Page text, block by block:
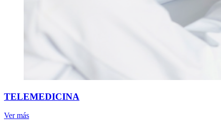
TELEMEDICINA
Ver más